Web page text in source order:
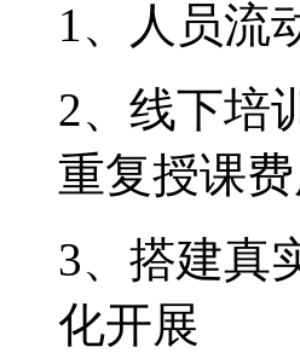
1、人员
2、线下
重复授课
3、搭建
化开展